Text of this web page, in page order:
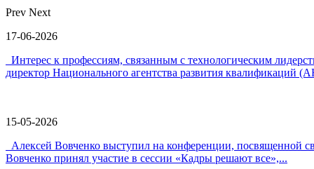
Prev Next
17-06-2026
Интерес к профессиям, связанным с технологическим
директор Национального агентства развития квалификаций
15-05-2026
Алексей Вовченко выступил на конференции,
Вовченко принял участие в сессии «Кадры решают все»,...